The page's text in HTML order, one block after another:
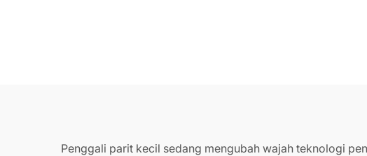
Penggali parit kecil sedang mengubah wajah teknologi